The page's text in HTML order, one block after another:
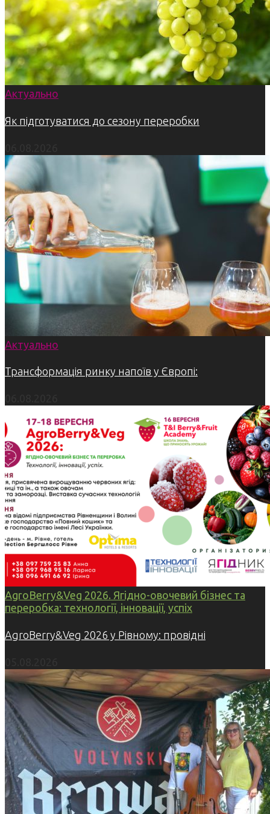
Актуально
Як підготуватися до сезону переробки
Актуально
Трансформація ринку напоїв у Європі:
AgroBerry&Veg 2026. Ягідно-овочевий бізнес та
переробка: технології, інновації, успіх
AgroBerry&Veg 2026 у Рівному: провідні